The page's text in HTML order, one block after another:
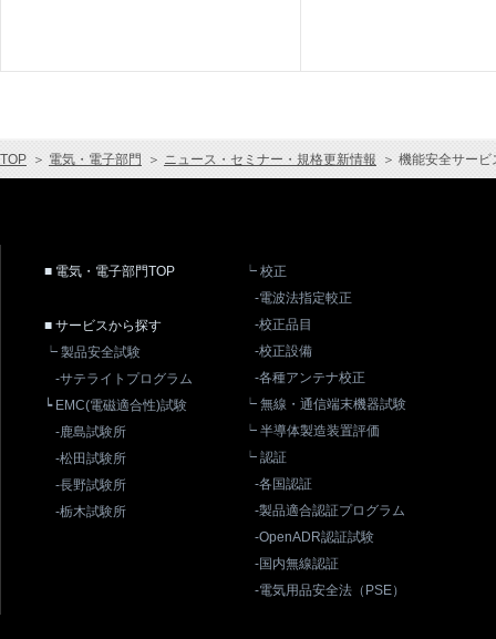
TOP ＞ 電気・電子部門 ＞ ニュース・セミナー・規格更新情報 ＞ 機能安全サービ
■ 電気・電子部門TOP
■ サービスから探す
┕ 製品安全試験
-サテライトプログラム
┕ EMC(電磁適合性)試験
-鹿島試験所
-松田試験所
-長野試験所
-栃木試験所
┕ 校正
-電波法指定較正
-校正品目
-校正設備
-各種アンテナ校正
┕ 無線・通信端末機器試験
┕ 半導体製造装置評価
┕ 認証
-各国認証
-製品適合認証プログラム
-OpenADR認証試験
-国内無線認証
-電気用品安全法（PSE）